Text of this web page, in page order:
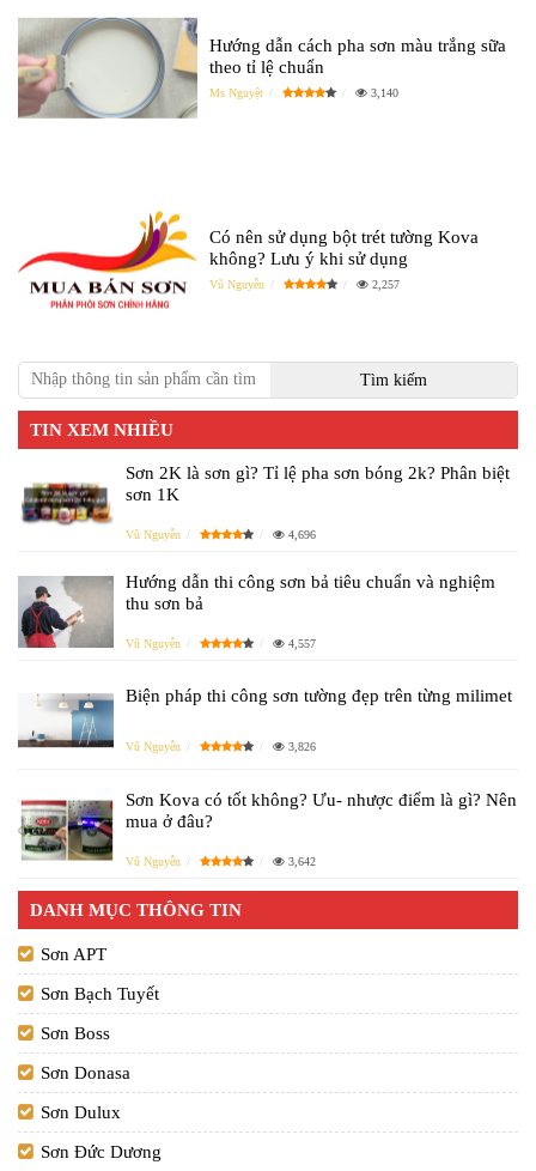
Hướng dẫn cách pha sơn màu trắng sữa
theo tỉ lệ chuẩn
Ms Nguyệt 3,140
Có nên sử dụng bột trét tường Kova
không? Lưu ý khi sử dụng
Vũ Nguyễn 2,257
TIN XEM NHIỀU
Sơn 2K là sơn gì? Tỉ lệ pha sơn bóng 2k? Phân biệt
sơn 1K
Vũ Nguyễn 4,696
Hướng dẫn thi công sơn bả tiêu chuẩn và nghiệm
thu sơn bả
Vũ Nguyễn 4,557
Biện pháp thi công sơn tường đẹp trên từng milimet
Vũ Nguyễn 3,826
Sơn Kova có tốt không? Ưu- nhược điểm là gì? Nên
mua ở đâu?
Vũ Nguyễn 3,642
DANH MỤC THÔNG TIN
Sơn APT
Sơn Bạch Tuyết
Sơn Boss
Sơn Donasa
Sơn Dulux
Sơn Đức Dương